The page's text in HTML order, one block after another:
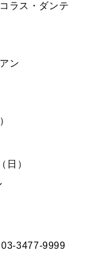
ラス・ダンテ
ン
日）
3477-9999